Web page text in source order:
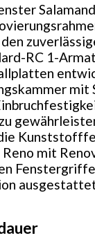
RC 1-
mit
mit